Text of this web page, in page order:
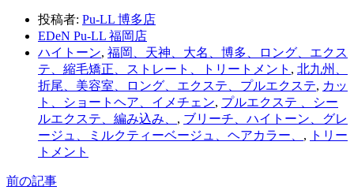
投稿者: Pu-LL 博多店
EDeN Pu-LL 福岡店
ハイトーン, 福岡、天神、大名、博多、ロング、エクス
テ、縮毛矯正、ストレート、トリートメント , 北九州、
折尾、美容室、ロング、エクステ、プルエクステ, カッ
ト、ショートヘア、イメチェン, プルエクステ 、シー
ルエクステ、編み込み、 , ブリーチ、ハイトーン、グレ
ージュ、ミルクティーベージュ、ヘアカラー、 ,
トリー
トメント
前の記事